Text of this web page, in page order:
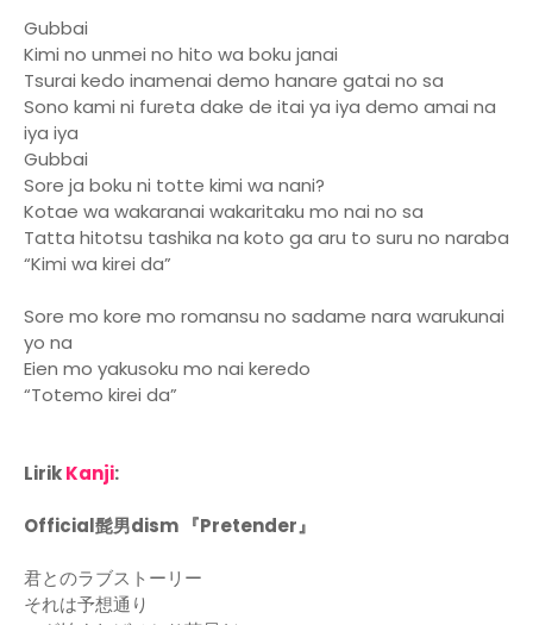
Gubbai
Kimi no unmei no hito wa boku janai
Tsurai kedo inamenai demo hanare gatai no sa
Sono kami ni fureta dake de itai ya iya demo amai na
iya iya
Gubbai
Sore ja boku ni totte kimi wa nani?
Kotae wa wakaranai wakaritaku mo nai no sa
Tatta hitotsu tashika na koto ga aru to suru no naraba
“Kimi wa kirei da”
Sore mo kore mo romansu no sadame nara warukunai
yo na
Eien mo yakusoku mo nai keredo
“Totemo kirei da”
LirikKanji:
Official髭男dism 『Pretender』
君とのラブストーリー
それは予想通り